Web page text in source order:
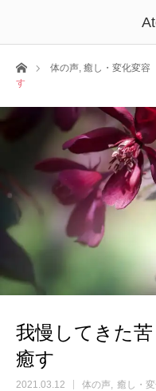
ホーム体の声, 癒し・変化変容
す
我慢してきた
癒す
2021.03.12 体の声 癒し・